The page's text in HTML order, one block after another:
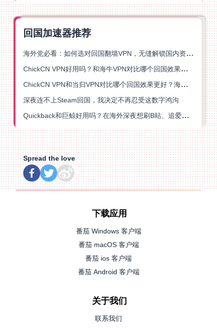
回国加速器推荐
海外党必看：如何选对回国翻墙VPN，无缝解锁国内资源？
ChickCN VPN好用吗？和海牛VPN对比哪个回国效果更好？
ChickCN VPN和当归VPN对比哪个回国效果更好？海外党亲测后选了它
深夜连不上Steam回国，我决定不再忍受这数字鸿沟
Quickback和巨鲸好用吗？在海外深夜想刷B站、追爱奇艺的你，或许正需要这份答案
Spread the love
下载应用
番茄 Windows 客户端
番茄 macOS 客户端
番茄 ios 客户端
番茄 Android 客户端
关于我们
联系我们